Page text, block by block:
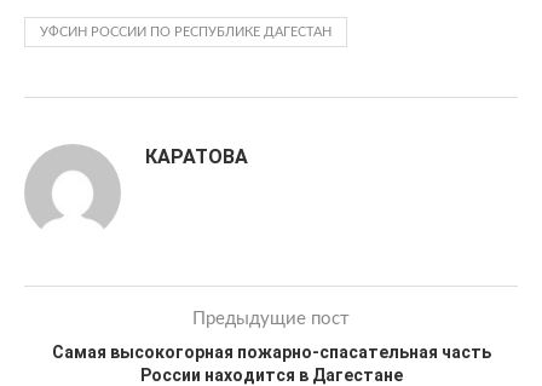
УФСИН РОССИИ ПО РЕСПУБЛИКЕ ДАГЕСТАН
КАРАТОВА
Предыдущие пост
Самая высокогорная пожарно-спасательная часть
России находится в Дагестане